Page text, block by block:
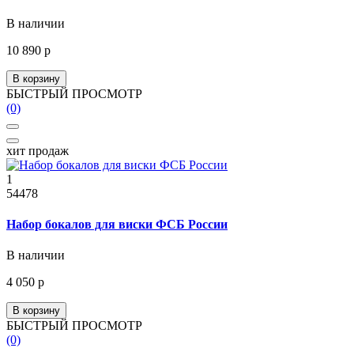
В наличии
10 890 р
В корзину
БЫСТРЫЙ ПРОСМОТР
(0)
хит продаж
1
54478
Набор бокалов для виски ФСБ России
В наличии
4 050 р
В корзину
БЫСТРЫЙ ПРОСМОТР
(0)